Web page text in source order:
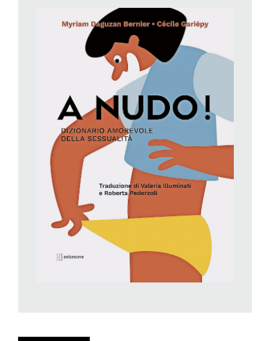
che tendiamo a dimenticarlo e, in particolare, abbiamo paura di
cadere nell’erotismo e nella pornografia, quando in realtà si
tratta di sapere come essere e agire, e di accumulare
conoscenza su chi siamo come esseri umani».
Oggi, con l’accesso incontrollato sempre più precoce dei
teenager (e a volte anche dei bambini) all’enorme quantità
pornografia presente in rete (v. pagina 13,La stanza del
di Silvia Vegetti Finzi), è necessario superare il tabù
ancora vivo e trattare la sessualità «con apertura, senza
paura, imbarazzo e vergogna. Con la convinzione che la
questione sia necessaria e che abbia il suo posto nella società.
Dobbiamo poterne discutere con libertà e consapevolezza, per
una migliore comprensione di noi stessi».
Più facile a dirsi che a farsi, ma un approccio laico può rendere
tutto più semplice. In fondo, con intelligenza, sensibilità,
consapevolezza, tatto e nei contesti e tempi giusti, si può
affrontare qualsiasi argomento. Ovviamente, sottolinea
Bernier, ci sono priorità a seconda della fascia di età, ma